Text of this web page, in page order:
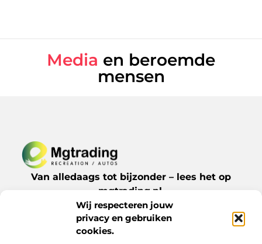
Wij respecteren jouw
privacy en gebruiken
cookies.
Media en beroemde
mensen
Van alledaags tot bijzonder – lees het op
mgtrading.nl.
Ontdek inspirerende blogs en artikelen over
alles wat het dagelijks leven te bieden heeft.